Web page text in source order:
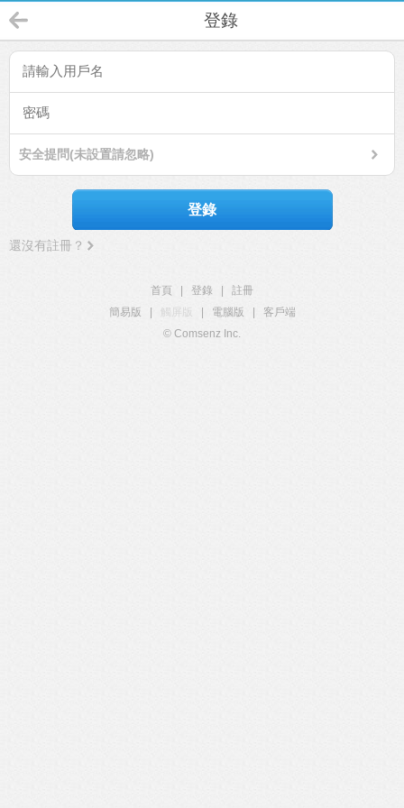
登錄
安全提問(未設置請忽略)
登錄
還沒有註冊？
首頁 登錄
註冊
簡易版
觸屏版 電腦版
客戶端
© Comsenz Inc.